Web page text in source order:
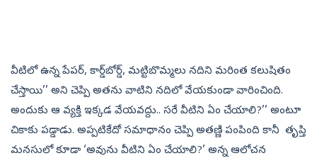
వీటిలో ఉన్న పేపర్, కార్డ్‌బోర్డ్, మట్టిబొమ్మలు నదిని మరింత కలుషితం
చేస్తాయి’’ అని చెప్పి అతను వాటిని నదిలో వేయకుండా వారించింది.
అందుకు ఆ వ్యక్తి ఇక్కడ వేయవద్దు.. సరే వీటిని ఏం చేయాలి?’’ అంటూ
చికాకు పడ్డాడు. అప్పటికేదో సమాధానం చెప్పి అతణ్ణి పంపింది కానీ తృప్తి
మనసులో కూడా ‘అవును వీటిని ఏం చేయాలి?’ అన్న ఆలోచన